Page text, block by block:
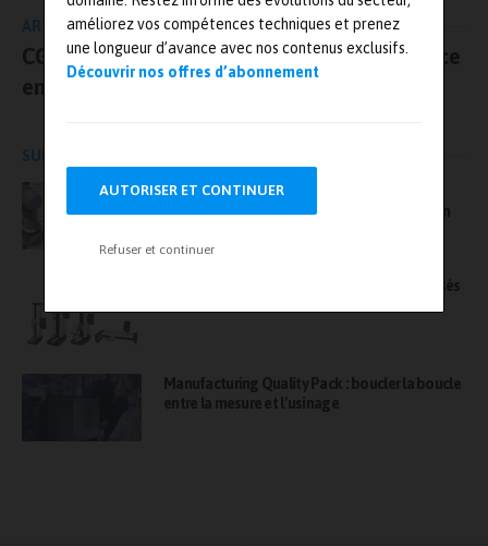
améliorez vos compétences techniques et prenez
une longueur d’avance avec nos contenus exclusifs.
Découvrir nos offres d’abonnement
AUTORISER ET CONTINUER
Refuser et continuer
ARTICLE SUIVANT
CGTech rejoint la Business Software Alliance
en France
SUR LE MÊME SUJET
AET France, une société Bureau Veritas –
L’agilité d’une structure experte, la force d’un
Série F : focus sur des bancs d’essais motorisés
Manufacturing Quality Pack : boucler la boucle
entre la mesure et l’usinage